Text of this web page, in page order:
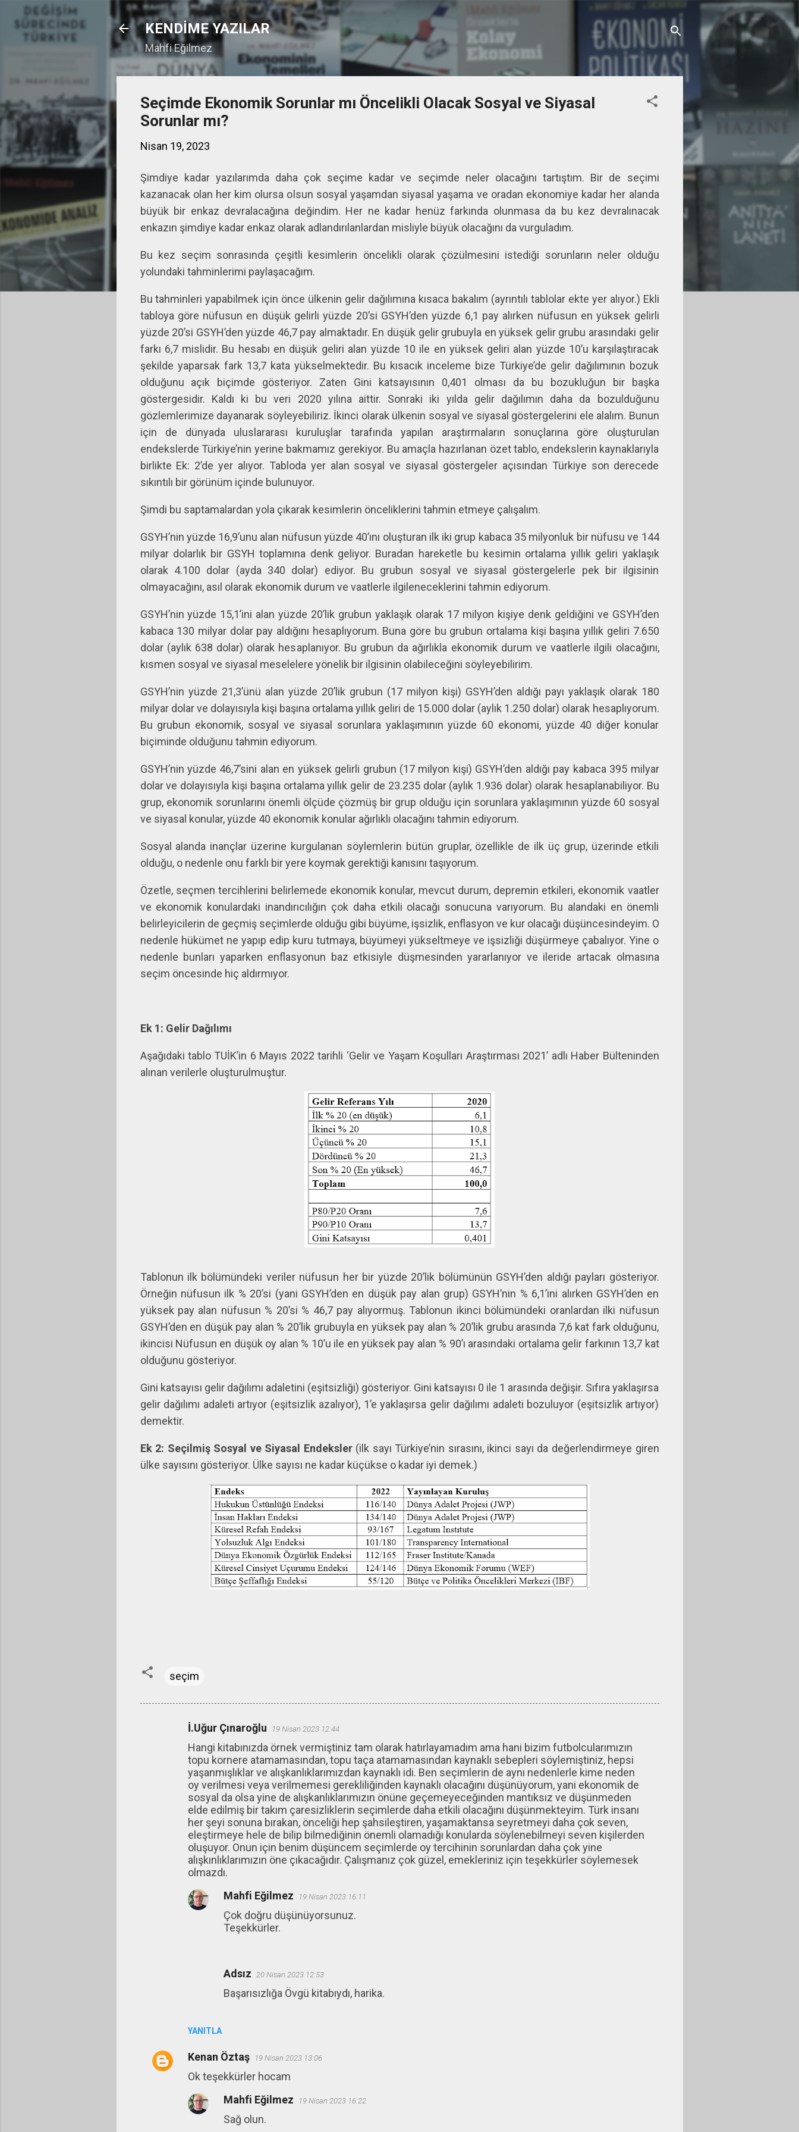
Ana içeriğe atla
KENDİME YAZILAR
Mahfi Eğilmez
Seçimde Ekonomik Sorunlar mı Öncelikli Olacak Sosyal ve Siyasal
Sorunlar mı?
Nisan 19, 2023
Şimdiye kadar yazılarımda daha çok seçime kadar ve seçimde neler olacağını tartıştım. Bir de seçimi
kazanacak olan her kim olursa olsun sosyal yaşamdan siyasal yaşama ve oradan ekonomiye kadar her alanda
büyük bir enkaz devralacağına değindim. Her ne kadar henüz farkında olunmasa da bu kez devralınacak
enkazın şimdiye kadar enkaz olarak adlandırılanlardan misliyle büyük olacağını da vurguladım.
Bu kez seçim sonrasında çeşitli kesimlerin öncelikli olarak çözülmesini istediği sorunların neler olduğu
yolundaki tahminlerimi paylaşacağım.
Bu tahminleri yapabilmek için önce ülkenin gelir dağılımına kısaca bakalım (ayrıntılı tablolar ekte yer alıyor.) Ekli
tabloya göre nüfusun en düşük gelirli yüzde 20’si GSYH’den yüzde 6,1 pay alırken nüfusun en yüksek gelirli
yüzde 20’si GSYH’den yüzde 46,7 pay almaktadır. En düşük gelir grubuyla en yüksek gelir grubu arasındaki gelir
farkı 6,7 mislidir. Bu hesabı en düşük geliri alan yüzde 10 ile en yüksek geliri alan yüzde 10’u karşılaştıracak
şekilde yaparsak fark 13,7 kata yükselmektedir. Bu kısacık inceleme bize Türkiye’de gelir dağılımının bozuk
olduğunu açık biçimde gösteriyor. Zaten Gini katsayısının 0,401 olması da bu bozukluğun bir başka
göstergesidir. Kaldı ki bu veri 2020 yılına aittir. Sonraki iki yılda gelir dağılımın daha da bozulduğunu
gözlemlerimize dayanarak söyleyebiliriz. İkinci olarak ülkenin sosyal ve siyasal göstergelerini ele alalım. Bunun
için de dünyada uluslararası kuruluşlar tarafında yapılan araştırmaların sonuçlarına göre oluşturulan
endekslerde Türkiye’nin yerine bakmamız gerekiyor. Bu amaçla hazırlanan özet tablo, endekslerin kaynaklarıyla
birlikte Ek: 2’de yer alıyor. Tabloda yer alan sosyal ve siyasal göstergeler açısından Türkiye son derecede
sıkıntılı bir görünüm içinde bulunuyor.
Şimdi bu saptamalardan yola çıkarak kesimlerin önceliklerini tahmin etmeye çalışalım.
GSYH’nin yüzde 16,9’unu alan nüfusun yüzde 40’ını oluşturan ilk iki grup kabaca 35 milyonluk bir nüfusu ve 144
milyar dolarlık bir GSYH toplamına denk geliyor. Buradan hareketle bu kesimin ortalama yıllık geliri yaklaşık
olarak 4.100 dolar (ayda 340 dolar) ediyor. Bu grubun sosyal ve siyasal göstergelerle pek bir ilgisinin
olmayacağını, asıl olarak ekonomik durum ve vaatlerle ilgileneceklerini tahmin ediyorum.
GSYH’nin yüzde 15,1’ini alan yüzde 20’lik grubun yaklaşık olarak 17 milyon kişiye denk geldiğini ve GSYH’den
kabaca 130 milyar dolar pay aldığını hesaplıyorum. Buna göre bu grubun ortalama kişi başına yıllık geliri 7.650
dolar (aylık 638 dolar) olarak hesaplanıyor. Bu grubun da ağırlıkla ekonomik durum ve vaatlerle ilgili olacağını,
kısmen sosyal ve siyasal meselelere yönelik bir ilgisinin olabileceğini söyleyebilirim.
GSYH’nin yüzde 21,3’ünü alan yüzde 20’lik grubun (17 milyon kişi) GSYH’den aldığı payı yaklaşık olarak 180
milyar dolar ve dolayısıyla kişi başına ortalama yıllık geliri de 15.000 dolar (aylık 1.250 dolar) olarak hesaplıyorum.
Bu grubun ekonomik, sosyal ve siyasal sorunlara yaklaşımının yüzde 60 ekonomi, yüzde 40 diğer konular
biçiminde olduğunu tahmin ediyorum.
GSYH’nin yüzde 46,7’sini alan en yüksek gelirli grubun (17 milyon kişi) GSYH’den aldığı pay kabaca 395 milyar
dolar ve dolayısıyla kişi başına ortalama yıllık gelir de 23.235 dolar (aylık 1.936 dolar) olarak hesaplanabiliyor. Bu
grup, ekonomik sorunlarını önemli ölçüde çözmüş bir grup olduğu için sorunlara yaklaşımının yüzde 60 sosyal
ve siyasal konular, yüzde 40 ekonomik konular ağırlıklı olacağını tahmin ediyorum.
Sosyal alanda inançlar üzerine kurgulanan söylemlerin bütün gruplar, özellikle de ilk üç grup, üzerinde etkili
olduğu, o nedenle onu farklı bir yere koymak gerektiği kanısını taşıyorum.
Özetle, seçmen tercihlerini belirlemede ekonomik konular, mevcut durum, depremin etkileri, ekonomik vaatler
ve ekonomik konulardaki inandırıcılığın çok daha etkili olacağı sonucuna varıyorum. Bu alandaki en önemli
belirleyicilerin de geçmiş seçimlerde olduğu gibi büyüme, işsizlik, enflasyon ve kur olacağı düşüncesindeyim. O
nedenle hükümet ne yapıp edip kuru tutmaya, büyümeyi yükseltmeye ve işsizliği düşürmeye çabalıyor. Yine o
nedenle bunları yaparken enflasyonun baz etkisiyle düşmesinden yararlanıyor ve ileride artacak olmasına
seçim öncesinde hiç aldırmıyor.
Ek 1: Gelir Dağılımı
Aşağıdaki tablo TUİK’in 6 Mayıs 2022 tarihli ‘Gelir ve Yaşam Koşulları Araştırması 2021’ adlı Haber Bülteninden
alınan verilerle oluşturulmuştur.
Tablonun ilk bölümündeki veriler nüfusun her bir yüzde 20’lik bölümünün GSYH’den aldığı payları gösteriyor.
Örneğin nüfusun ilk % 20’si (yani GSYH’den en düşük pay alan grup) GSYH’nin % 6,1’ini alırken GSYH’den en
yüksek pay alan nüfusun % 20’si % 46,7 pay alıyormuş. Tablonun ikinci bölümündeki oranlardan ilki nüfusun
GSYH’den en düşük pay alan % 20’lik grubuyla en yüksek pay alan % 20’lik grubu arasında 7,6 kat fark olduğunu,
ikincisi Nüfusun en düşük oy alan % 10’u ile en yüksek pay alan % 90’ı arasındaki ortalama gelir farkının 13,7 kat
olduğunu gösteriyor.
Gini katsayısı gelir dağılımı adaletini (eşitsizliği) gösteriyor. Gini katsayısı 0 ile 1 arasında değişir. Sıfıra yaklaşırsa
gelir dağılımı adaleti artıyor (eşitsizlik azalıyor), 1’e yaklaşırsa gelir dağılımı adaleti bozuluyor (eşitsizlik artıyor)
demektir.
Ek 2: Seçilmiş Sosyal ve Siyasal Endeksler (ilk sayı Türkiye’nin sırasını, ikinci sayı da değerlendirmeye giren
ülke sayısını gösteriyor. Ülke sayısı ne kadar küçükse o kadar iyi demek.)
seçim
İ.Uğur Çınaroğlu 19 Nisan 2023 12:44
Hangi kitabınızda örnek vermiştiniz tam olarak hatırlayamadım ama hani bizim futbolcularımızın
topu kornere atamamasından, topu taça atamamasından kaynaklı sebepleri söylemiştiniz, hepsi
yaşanmışlıklar ve alışkanlıklarımızdan kaynaklı idi. Ben seçimlerin de aynı nedenlerle kime neden
oy verilmesi veya verilmemesi gerekliliğinden kaynaklı olacağını düşünüyorum, yani ekonomik de
sosyal da olsa yine de alışkanlıklarımızın önüne geçemeyeceğinden mantıksız ve düşünmeden
elde edilmiş bir takım çaresizliklerin seçimlerde daha etkili olacağını düşünmekteyim. Türk insanı
her şeyi sonuna bırakan, önceliği hep şahsileştiren, yaşamaktansa seyretmeyi daha çok seven,
eleştirmeye hele de bilip bilmediğinin önemli olamadığı konularda söylenebilmeyi seven kişilerden
oluşuyor. Onun için benim düşüncem seçimlerde oy tercihinin sorunlardan daha çok yine
alışkınlıklarımızın öne çıkacağıdır. Çalışmanız çok güzel, emekleriniz için teşekkürler söylemesek
olmazdı.
YANITLA
Mahfi Eğilmez 19 Nisan 2023 16:11
Çok doğru düşünüyorsunuz.
Teşekkürler.
Adsız 20 Nisan 2023 12:53
Başarısızlığa Övgü kitabıydı, harika.
Kenan Öztaş 19 Nisan 2023 13:06
Ok teşekkürler hocam
Mahfi Eğilmez
19 Nisan 2023 16:22
Sağ olun.